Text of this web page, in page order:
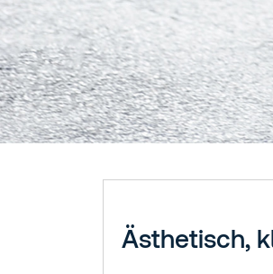
Ästhetisch,